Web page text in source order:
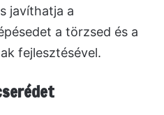
javíthatja a
a törzsed és a
fejlesztésével.